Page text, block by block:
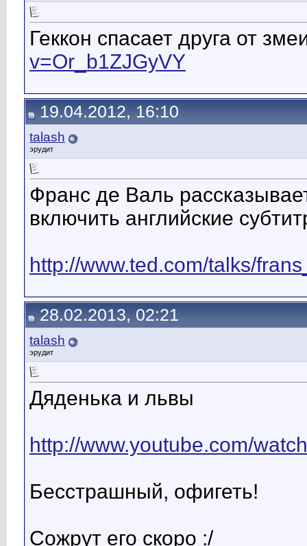
Геккон спасает друга от
v=Or_b1ZJGyVY
19.04.2012, 16:10
talash
эрудит
Франс де Валь
включить английские
http://www.ted.com/talks/
28.02.2013, 02:21
talash
эрудит
Дяденька и львы
http://www.youtube.com/
Бесстрашный, офигеть!
Сожрут его скоро :/